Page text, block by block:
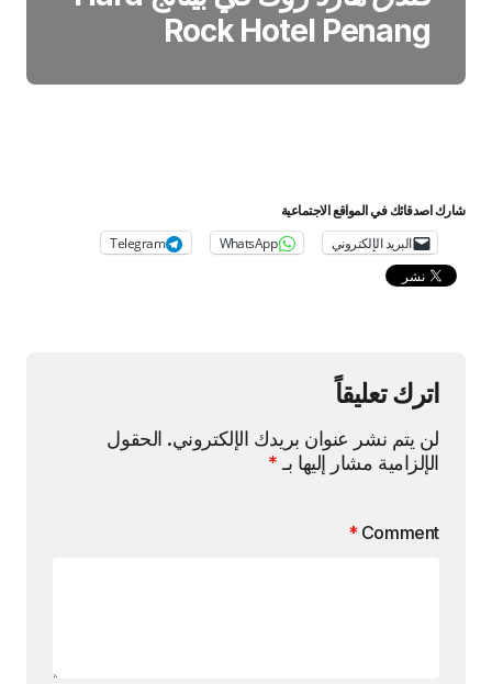
Rock Hotel Penang
شارك اصدقائك في المواقع الاجتماعية
البريد الإلكتروني WhatsApp
Telegram
اترك تعليقاً
لن يتم نشر عنوان بريدك الإلكتروني. الحقول
الإلزامية مشار إليها بـ *
Comment
*